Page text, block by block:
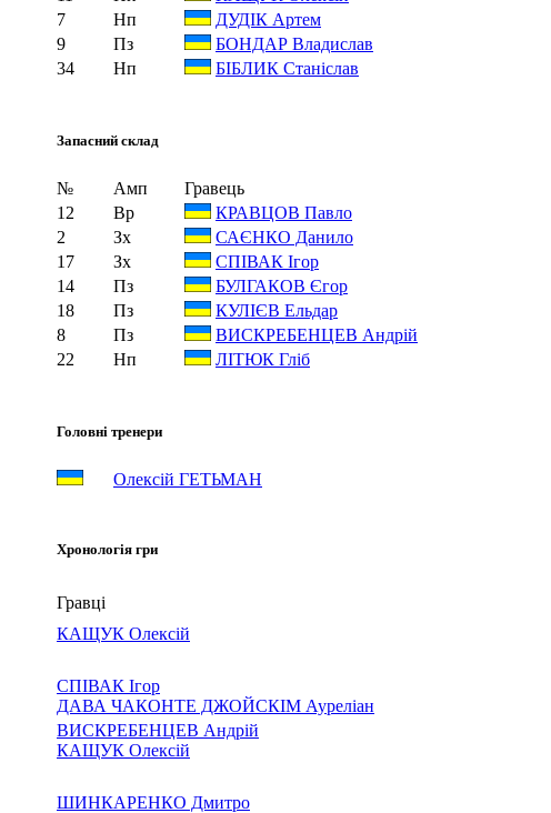
7
Нп ДУДІК Артем
9
Пз БОНДАР Владислав
34
Нп БІБЛИК Станіслав
Запасний склад
№ Амп Гравець
12
Вр КРАВЦОВ Павло
2
Зх САЄНКО Данило
17
Зх СПІВАК Ігор
14
Пз БУЛГАКОВ Єгор
18
Пз КУЛІЄВ Ельдар
8
Пз ВИСКРЕБЕНЦЕВ Андрій
22
Нп ЛІТЮК Гліб
Головні тренери
Олексій ГЕТЬМАН
Хронологія гри
Гравці
КАЩУК Олексій
СПІВАК Ігор
ДАВА ЧАКОНТЕ ДЖОЙСКІМ Ауреліан
ВИСКРЕБЕНЦЕВ Андрій
КАЩУК Олексій
ШИНКАРЕНКО Дмитро